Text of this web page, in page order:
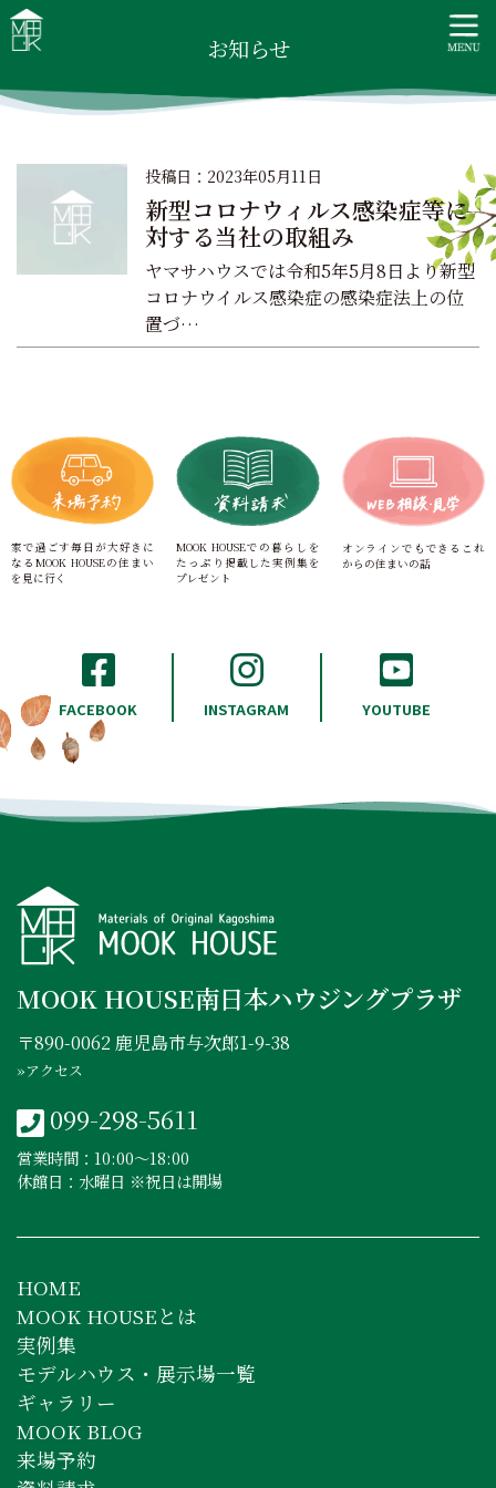
p
MOOK HOUSE ムックハウス
MOOK HOUSEはかごしま素材で建てる木の住まい。自然を
感じる四季に合わせた暮らし、家族がずっと住み継げる暮ら
お知らせ
投稿日：2023年05月11日
新型コロナウィルス感染症等に
対する当社の取組み
ヤマサハウスでは令和5年5月8日より新型
コロナウイルス感染症の感染症法上の位
置づ…
家で過ごす毎日が大好きに
なるMOOK HOUSEの住まい
を見に行く
MOOK HOUSEでの暮らしを
たっぷり 掲載した実例集を
プレゼント
オンラインでもできる これ
からの住まいの話
FACEBOOK INSTAGRAM YOUTUBE
MOOK HOUSE南日本ハウジングプラザ
〒890-0062 鹿児島市与次郎1-9-38
»アクセス
099-298-5611
営業時間：10:00〜18:00
休館日：水曜日 ※祝日は開場
HOME
MOOK HOUSEとは
実例集
モデルハウス・展示場一覧
ギャラリー
MOOK BLOG
来場予約